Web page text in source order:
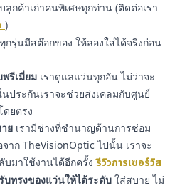
กค้าเก่าคนพิเศษทุกท่าน (ติดต่อเรา
)
กรุ่นมีสต๊อกของ ให้ลองใส่ได้จริงก่อน
รีเมี่ยม เราดูแลแว่นทุกอัน ไม่ว่าจะ
ประกันเราจะช่วยส่งเคลมกับศูนย์
ยตรง
ย เรามีช่างที่ชำนาญด้านการซ่อม
าก TheVisionOptic ไปนั้น เราจะ
บมาใช้งานได้อีกครั้งรีวิวการเซอร์วิส
ทรงของแว่นให้ได้ระดับ ใส่สบาย ไม่